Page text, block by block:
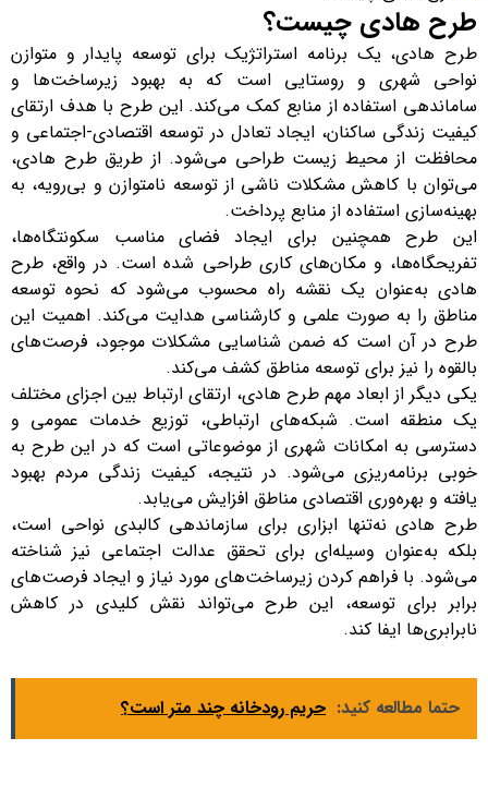
طرح هادی چیست؟
طرح هادی، یک برنامه استراتژیک برای توسعه پایدار و متوازن
نواحی شهری و روستایی است که به بهبود زیرساخت‌ها و
ساماندهی استفاده از منابع کمک می‌کند. این طرح با هدف ارتقای
کیفیت زندگی ساکنان، ایجاد تعادل در توسعه اقتصادی-اجتماعی و
محافظت از محیط زیست طراحی می‌شود. از طریق طرح هادی،
می‌توان با کاهش مشکلات ناشی از توسعه نامتوازن و بی‌رویه، به
بهینه‌سازی استفاده از منابع پرداخت.
این طرح همچنین برای ایجاد فضای مناسب سکونتگاه‌ها،
تفریحگاه‌ها، و مکان‌های کاری طراحی شده است. در واقع، طرح
هادی به‌عنوان یک نقشه راه محسوب می‌شود که نحوه توسعه
مناطق را به صورت علمی و کارشناسی هدایت می‌کند. اهمیت این
طرح در آن است که ضمن شناسایی مشکلات موجود، فرصت‌های
بالقوه را نیز برای توسعه مناطق کشف می‌کند.
یکی دیگر از ابعاد مهم طرح هادی، ارتقای ارتباط بین اجزای مختلف
یک منطقه است. شبکه‌های ارتباطی، توزیع خدمات عمومی و
دسترسی به امکانات شهری از موضوعاتی است که در این طرح به
خوبی برنامه‌ریزی می‌شود. در نتیجه، کیفیت زندگی مردم بهبود
یافته و بهره‌وری اقتصادی مناطق افزایش می‌یابد.
طرح هادی نه‌تنها ابزاری برای سازماندهی کالبدی نواحی است،
بلکه به‌عنوان وسیله‌ای برای تحقق عدالت اجتماعی نیز شناخته
می‌شود. با فراهم کردن زیرساخت‌های مورد نیاز و ایجاد فرصت‌های
برابر برای توسعه، این طرح می‌تواند نقش کلیدی در کاهش
نابرابری‌ها ایفا کند.
حتما مطالعه کنید: حریم رودخانه چند متر است؟